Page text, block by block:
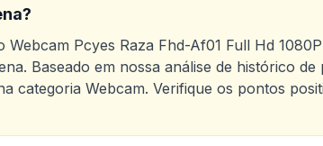
Webcam Pcyes Raza Fhd-Af01 Full Hd
Baseado em nossa análise de histórico
categoria Webcam. Verifique os pontos